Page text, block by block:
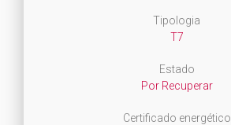
Tipologia
T7
Estado
Por Recuperar
Certificado energético